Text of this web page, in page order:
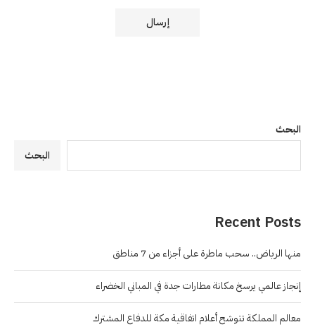
البحث
البحث
Recent Posts
منها الرياض.. سحب ماطرة على أجزاء من 7 مناطق
إنجاز عالمي يرسخ مكانة مطارات جدة في المباني الخضراء
معالم المملكة تتوشح أعلام اتفاقية مكة للدفاع المشترك